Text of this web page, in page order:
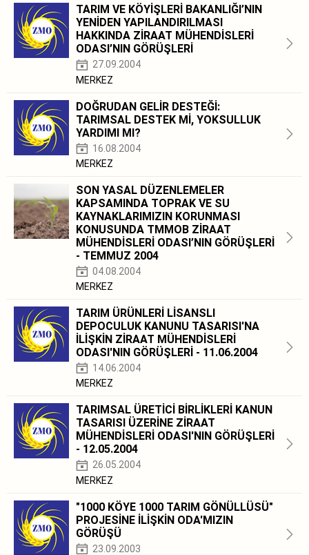
TARIM VE KÖYİŞLERİ BAKANLIĞI’NIN
YENİDEN YAPILANDIRILMASI
HAKKINDA ZİRAAT MÜHENDİSLERİ
ODASI’NIN GÖRÜŞLERİ
27.09.2004
MERKEZ
DOĞRUDAN GELİR DESTEĞİ:
TARIMSAL DESTEK Mİ, YOKSULLUK
YARDIMI MI?
16.08.2004
MERKEZ
SON YASAL DÜZENLEMELER
KAPSAMINDA TOPRAK VE SU
KAYNAKLARIMIZIN KORUNMASI
KONUSUNDA TMMOB ZİRAAT
MÜHENDİSLERİ ODASI’NIN GÖRÜŞLERİ
- TEMMUZ 2004
04.08.2004
MERKEZ
TARIM ÜRÜNLERİ LİSANSLI
DEPOCULUK KANUNU TASARISI'NA
İLİŞKİN ZİRAAT MÜHENDİSLERİ
ODASI'NIN GÖRÜŞLERİ - 11.06.2004
14.06.2004
MERKEZ
TARIMSAL ÜRETİCİ BİRLİKLERİ KANUN
TASARISI ÜZERİNE ZİRAAT
MÜHENDİSLERİ ODASI'NIN GÖRÜŞLERİ
- 12.05.2004
26.05.2004
MERKEZ
"1000 KÖYE 1000 TARIM GÖNÜLLÜSÜ"
PROJESİNE İLİŞKİN ODA'MIZIN
GÖRÜŞÜ
23.09.2003